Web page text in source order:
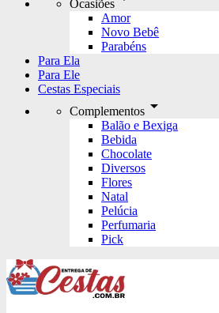
Ocasiões
Amor
Novo Bebê
Parabéns
Para Ela
Para Ele
Cestas Especiais
Complementos arrow_drop_down
Balão e Bexiga
Bebida
Chocolate
Diversos
Flores
Natal
Pelúcia
Perfumaria
Pick